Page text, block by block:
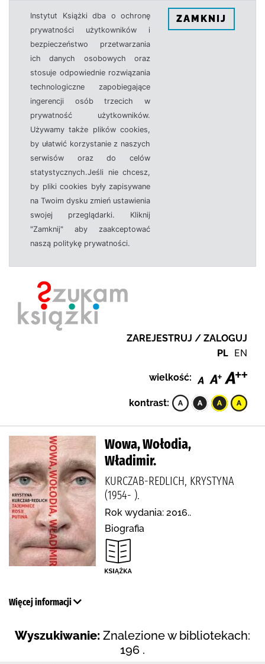
Instytut Książki dba o ochronę
prywatności użytkowników i
bezpieczeństwo przetwarzania
ich danych osobowych oraz
stosuje odpowiednie rozwiązania
technologiczne zapobiegające
ingerencji osób trzecich w
prywatność użytkowników.
Używamy także plików cookies,
by ułatwić korzystanie z naszych
serwisów oraz do celów
statystycznych.Jeśli nie chcesz,
by pliki cookies były zapisywane
na Twoim dysku zmień ustawienia
swojej przeglądarki. Kliknij
"Zamknij" aby zaakceptować
naszą politykę prywatności.
ZAMKNIJ
ZAREJESTRUJ / ZALOGUJ
PL EN
wielkość:
kontrast:
Wowa, Wołodia,
Władimir.
KURCZAB-REDLICH, KRYSTYNA
(1954- ).
Rok wydania: 2016..
Biografia
Więcej informacji
Wyszukiwanie: Znalezione w bibliotekach:
196 .